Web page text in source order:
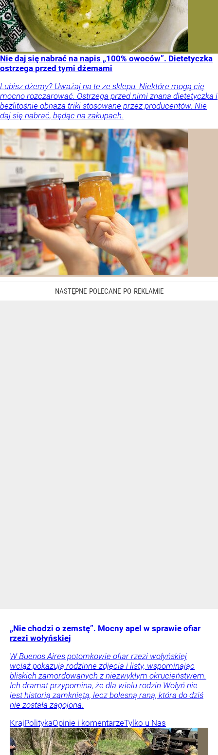
Nie daj się nabrać na napis „100% owoców”. Dietetyczka
ostrzega przed tymi dżemami
Lubisz dżemy? Uważaj na te ze sklepu. Niektóre mogą cię
mocno rozczarować. Ostrzega przed nimi znana dietetyczka i
bezlitośnie obnaża triki stosowane przez producentów. Nie
daj się nabrać, będąc na zakupach.
„Nie chodzi o zemstę”. Mocny apel w sprawie ofiar
rzezi wołyńskiej
W Buenos Aires potomkowie ofiar rzezi wołyńskiej
wciąż pokazują rodzinne zdjęcia i listy, wspominając
bliskich zamordowanych z niezwykłym okrucieństwem.
Ich dramat przypomina, że dla wielu rodzin Wołyń nie
jest historią zamkniętą, lecz bolesną raną, która do dziś
nie została zagojona.
KrajPolitykaOpinie i komentarzeTylko u Nas